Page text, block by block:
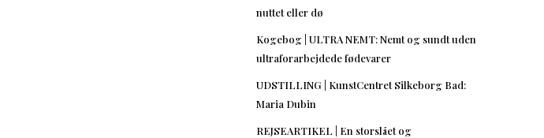
nuttet eller dø
Kogebog | ULTRA NEMT: Nemt og sundt uden
ultraforarbejdede fødevarer
UDSTILLING | KunstCentret Silkeborg Bad:
Maria Dubin
REJSEARTIKEL | En storslået og